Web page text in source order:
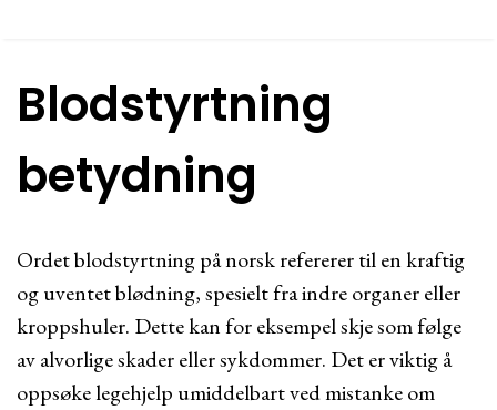
Blodstyrtning
betydning
Ordet blodstyrtning på norsk refererer til en kraftig
og uventet blødning, spesielt fra indre organer eller
kroppshuler. Dette kan for eksempel skje som følge
av alvorlige skader eller sykdommer. Det er viktig å
oppsøke legehjelp umiddelbart ved mistanke om